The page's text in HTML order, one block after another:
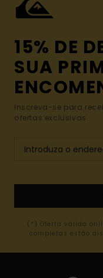
15% DE
SUA
Inscreva-se para
ofertas exclusivas.
(*) Oferta válida
completas estão